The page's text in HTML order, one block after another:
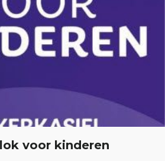
voor kinderen